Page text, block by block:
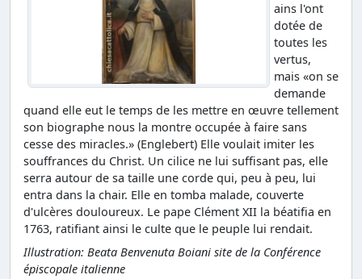
ains l'ont
dotée de
toutes les
vertus,
mais «on se
demande
quand elle eut le temps de les mettre en œuvre tellement
son biographe nous la montre occupée à faire sans
cesse des miracles.» (Englebert) Elle voulait imiter les
souffrances du Christ. Un cilice ne lui suffisant pas, elle
serra autour de sa taille une corde qui, peu à peu, lui
entra dans la chair. Elle en tomba malade, couverte
d'ulcères douloureux. Le pape Clément XII la béatifia en
1763, ratifiant ainsi le culte que le peuple lui rendait.
Illustration: Beata Benvenuta Boiani site de la Conférence
épiscopale italienne